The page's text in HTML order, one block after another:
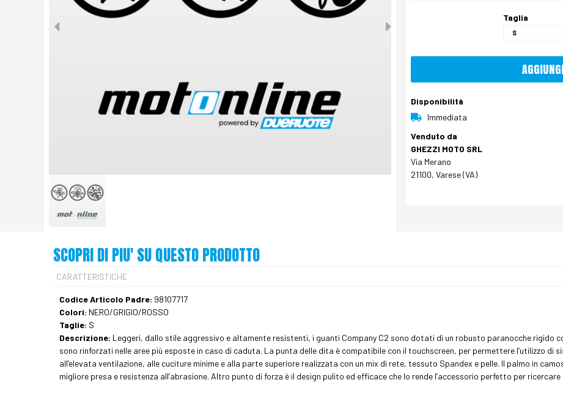
Taglia
Disponibilità
Immediata
Venduto da
GHEZZI MOTO SRL
Via Merano
21100, Varese (VA)
SCOPRI DI PIU' SU QUESTO PRODOTTO
CARATTERISTICHE
Codice Articolo Padre: 98107717
Colori: NERO/GRIGIO/ROSSO
Taglie: S
Descrizione: Leggeri, dallo stile aggressivo e altamente resistenti, i guanti Company C2 sono dotati di un robusto paranocche rigido
sono rinforzati nelle aree più esposte in caso di caduta. La punta delle dita è compatibile con il touchscreen, per permettere l’utilizzo di
all’elevata ventilazione, alle cuciture minime e alla parte superiore realizzata con un mix di rete, tessuto Spandex e pelle. Il palmo in
migliore presa e resistenza all’abrasione. Altro punto di forza è il design pulito ed efficace che lo rende l’accessorio perfetto per